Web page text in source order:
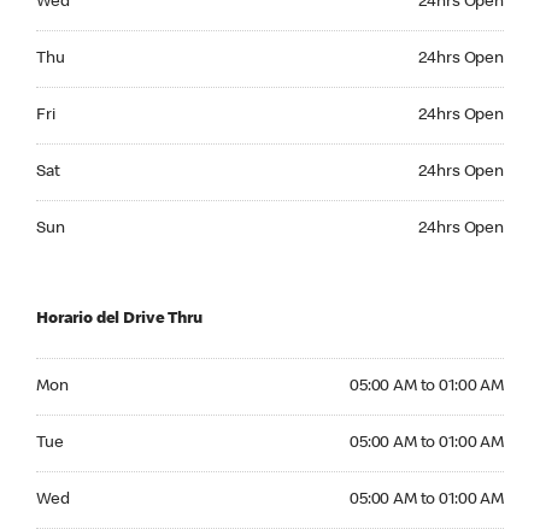
Thu 24hrs Open
Fri 24hrs Open
Sat 24hrs Open
Sun 24hrs Open
Horario del Drive Thru
Mon 05:00 AM to 01:00 AM
Tue 05:00 AM to 01:00 AM
Wed 05:00 AM to 01:00 AM